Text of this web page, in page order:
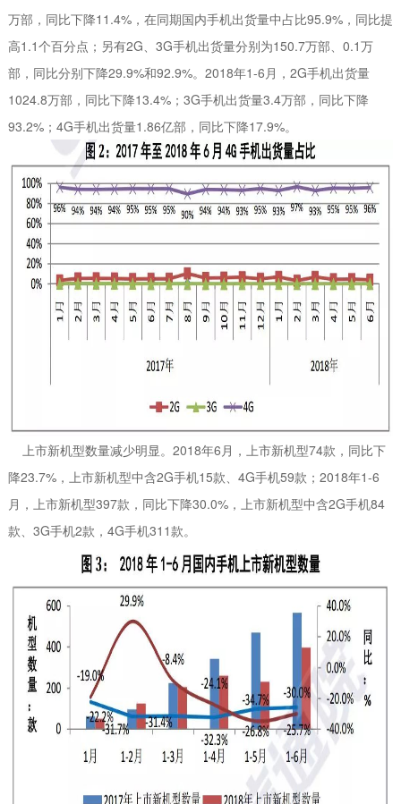
万部，同比下降11.4%，在同期国内手机出货量中占比95.9%，同比提
高1.1个百分点；另有2G、3G手机出货量分别为150.7万部、0.1万
部，同比分别下降29.9%和92.9%。2018年1-6月，2G手机出货量
1024.8万部，同比下降13.4%；3G手机出货量3.4万部，同比下降
93.2%；4G手机出货量1.86亿部，同比下降17.9%。
上市新机型数量减少明显。2018年6月，上市新机型74款，同比下
降23.7%，上市新机型中含2G手机15款、4G手机59款；2018年1-6
月，上市新机型397款，同比下降30.0%，上市新机型中含2G手机84
款、3G手机2款，4G手机311款。